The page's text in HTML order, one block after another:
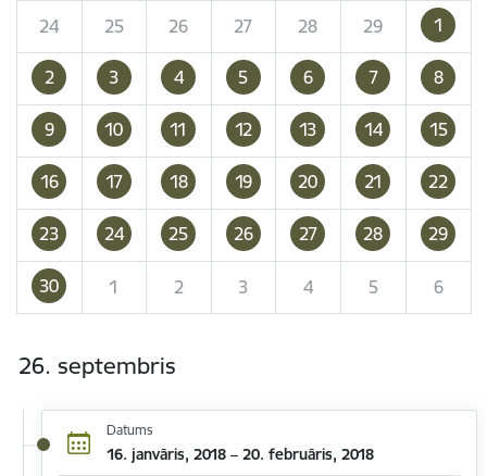
24
25 26 27 28 29 1
2 3 4 5 6 7 8
9 10 11 12 13 14 15
16 17 18 19 20 21 22
23 24 25 26 27 28 29
30 1 2 3 4 5 6
26. septembris
Datums
16. janvāris, 2018 – 20. februāris, 2018